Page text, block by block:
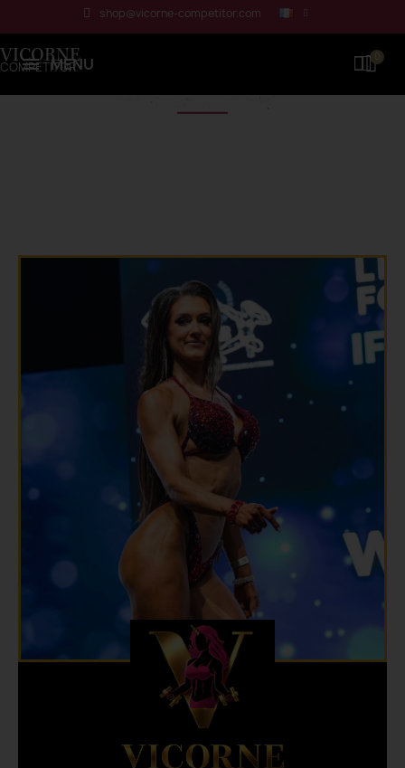
shop@vicorne-competitor.com
MENU
VICORNE
COMPETITOR
VICORNE
Panneau de gestion des cookies